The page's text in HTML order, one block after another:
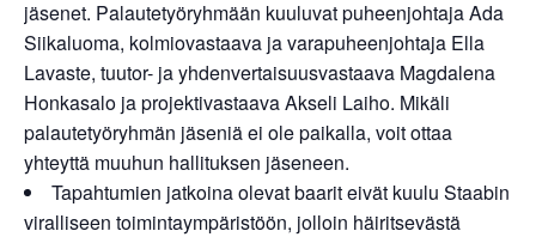
jäsenet. Palautetyöryhmään kuuluvat puheenjohtaja Ada
Siikaluoma, kolmiovastaava ja varapuheenjohtaja Ella
Lavaste, tuutor- ja yhdenvertaisuusvastaava Magdalena
Honkasalo ja projektivastaava Akseli Laiho. Mikäli
palautetyöryhmän jäseniä ei ole paikalla, voit ottaa
yhteyttä muuhun hallituksen jäseneen.
Tapahtumien jatkoina olevat baarit eivät kuulu Staabin
viralliseen toimintaympäristöön, jolloin häiritsevästä